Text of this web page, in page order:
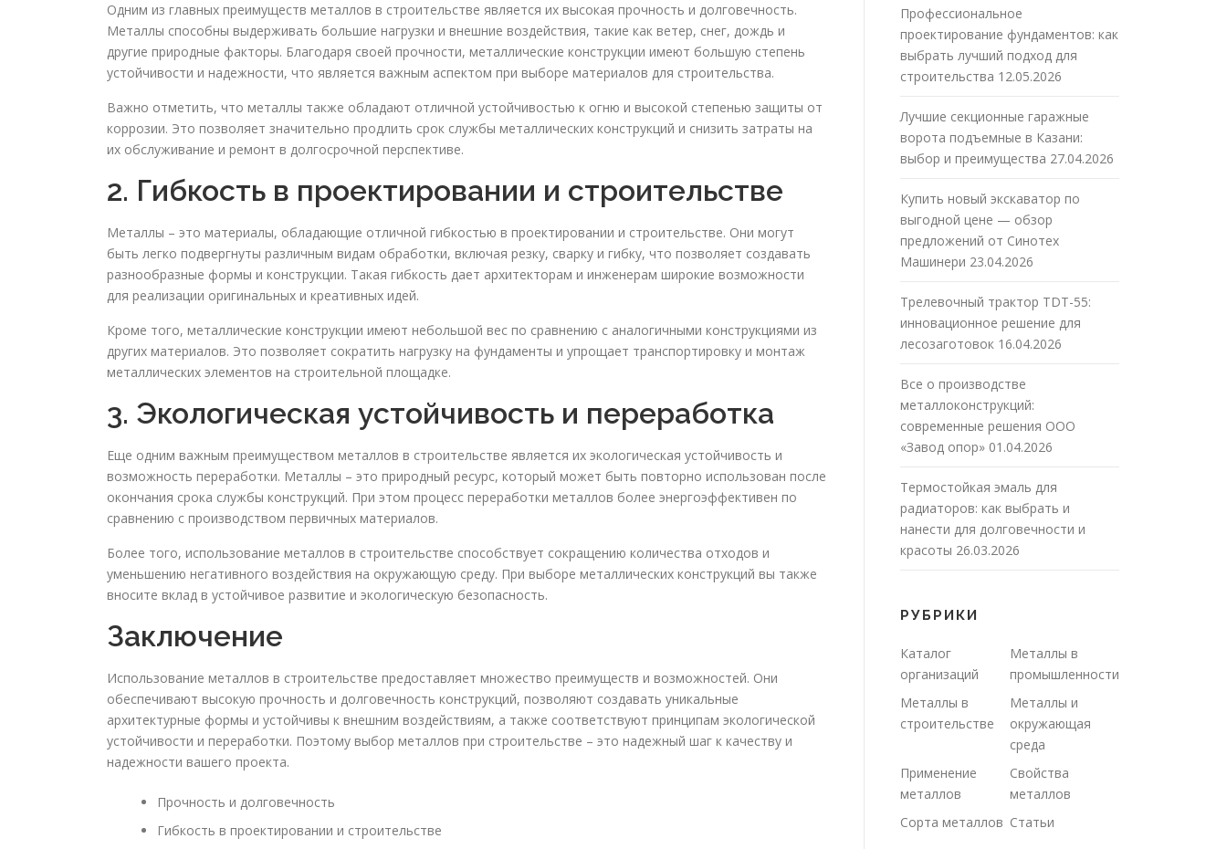
Одним из главных преимуществ металлов в строительстве является их высокая прочность и долговечность.
Металлы способны выдерживать большие нагрузки и внешние воздействия, такие как ветер, снег, дождь и
другие природные факторы. Благодаря своей прочности, металлические конструкции имеют большую степень
устойчивости и надежности, что является важным аспектом при выборе материалов для строительства.
Важно отметить, что металлы также обладают отличной устойчивостью к огню и высокой степенью защиты от
коррозии. Это позволяет значительно продлить срок службы металлических конструкций и снизить затраты на
их обслуживание и ремонт в долгосрочной перспективе.
2. Гибкость в проектировании и строительстве
Металлы – это материалы, обладающие отличной гибкостью в проектировании и строительстве. Они могут
быть легко подвергнуты различным видам обработки, включая резку, сварку и гибку, что позволяет создавать
разнообразные формы и конструкции. Такая гибкость дает архитекторам и инженерам широкие возможности
для реализации оригинальных и креативных идей.
Кроме того, металлические конструкции имеют небольшой вес по сравнению с аналогичными конструкциями из
других материалов. Это позволяет сократить нагрузку на фундаменты и упрощает транспортировку и монтаж
металлических элементов на строительной площадке.
3. Экологическая устойчивость и переработка
Еще одним важным преимуществом металлов в строительстве является их экологическая устойчивость и
возможность переработки. Металлы – это природный ресурс, который может быть повторно использован после
окончания срока службы конструкций. При этом процесс переработки металлов более энергоэффективен по
сравнению с производством первичных материалов.
Более того, использование металлов в строительстве способствует сокращению количества отходов и
уменьшению негативного воздействия на окружающую среду. При выборе металлических конструкций вы также
вносите вклад в устойчивое развитие и экологическую безопасность.
Заключение
Использование металлов в строительстве предоставляет множество преимуществ и возможностей. Они
обеспечивают высокую прочность и долговечность конструкций, позволяют создавать уникальные
архитектурные формы и устойчивы к внешним воздействиям, а также соответствуют принципам экологической
устойчивости и переработки. Поэтому выбор металлов при строительстве – это надежный шаг к качеству и
надежности вашего проекта.
Прочность и долговечность
Гибкость в проектировании и строительстве
Профессиональное
проектирование фундаментов: как
выбрать лучший подход для
строительства 12.05.2026
Лучшие секционные гаражные
ворота подъемные в Казани:
выбор и преимущества 27.04.2026
Купить новый экскаватор по
выгодной цене — обзор
предложений от Синотех
Машинери 23.04.2026
Трелевочный трактор TDT-55:
инновационное решение для
лесозаготовок 16.04.2026
Все о производстве
металлоконструкций:
современные решения ООО
«Завод опор» 01.04.2026
Термостойкая эмаль для
радиаторов: как выбрать и
нанести для долговечности и
красоты 26.03.2026
РУБРИКИ
Каталог
организаций
Металлы в
промышленности
Металлы в
строительстве
Металлы и
окружающая
среда
Применение
металлов
Свойства
металлов
Сорта металлов Статьи